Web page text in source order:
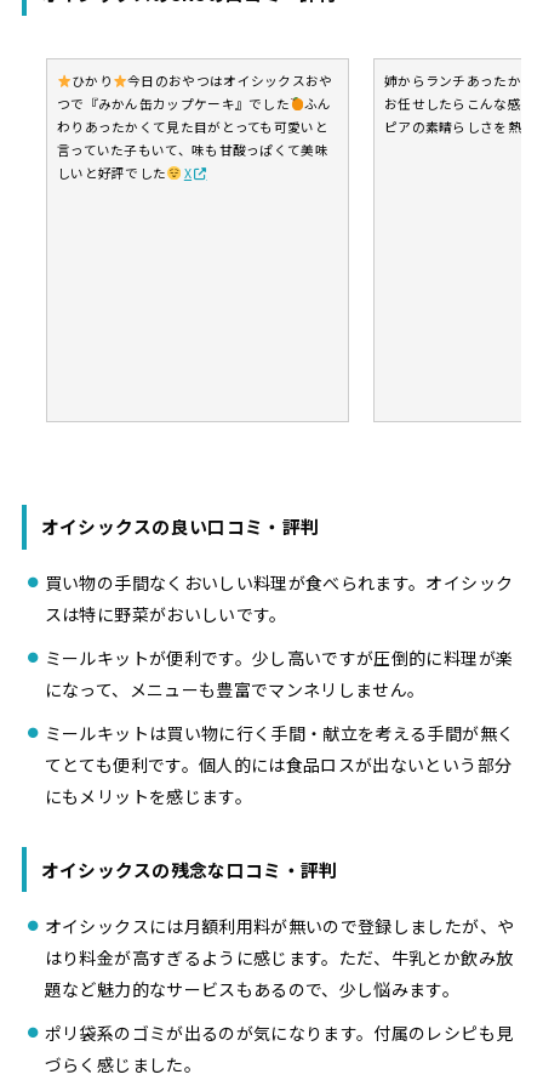
ひかり
今日のおやつはオイシックスおや
つで『みかん缶カップケーキ』でした
ふん
わりあったかくて見た目がとっても可愛いと
言っていた子もいて、味も甘酸っぱくて美味
しいと好評でした
X
姉からランチあったかい
お任せしたらこんな感じ
ピアの素晴らしさを熱
オイシックスの良い口コミ・評判
買い物の手間なくおいしい料理が食べられます。オイシック
スは特に野菜がおいしいです。
ミールキットが便利です。少し高いですが圧倒的に料理が楽
になって、メニューも豊富でマンネリしません。
ミールキットは買い物に行く手間・献立を考える手間が無く
てとても便利です。個人的には食品ロスが出ないという部分
にもメリットを感じます。
オイシックスの残念な口コミ・評判
オイシックスには月額利用料が無いので登録しましたが、や
はり料金が高すぎるように感じます。ただ、牛乳とか飲み放
題など魅力的なサービスもあるので、少し悩みます。
ポリ袋系のゴミが出るのが気になります。付属のレシピも見
づらく感じました。